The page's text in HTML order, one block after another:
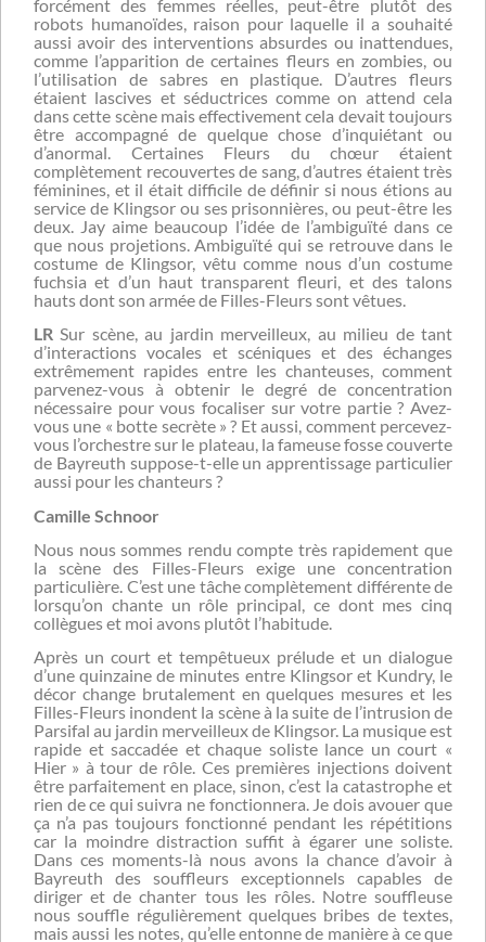
forcément des femmes réelles, peut-être plutôt des
robots humanoïdes, raison pour laquelle il a souhaité
aussi avoir des interventions absurdes ou inattendues,
comme l’apparition de certaines fleurs en zombies, ou
l’utilisation de sabres en plastique. D’autres fleurs
étaient lascives et séductrices comme on attend cela
dans cette scène mais effectivement cela devait toujours
être accompagné de quelque chose d’inquiétant ou
d’anormal. Certaines Fleurs du chœur étaient
complètement recouvertes de sang, d’autres étaient très
féminines, et il était difficile de définir si nous étions au
service de Klingsor ou ses prisonnières, ou peut-être les
deux. Jay aime beaucoup l’idée de l’ambiguïté dans ce
que nous projetions. Ambiguïté qui se retrouve dans le
costume de Klingsor, vêtu comme nous d’un costume
fuchsia et d’un haut transparent fleuri, et des talons
hauts dont son armée de Filles-Fleurs sont vêtues.
LR Sur scène, au jardin merveilleux, au milieu de tant
d’interactions vocales et scéniques et des échanges
extrêmement rapides entre les chanteuses, comment
parvenez-vous à obtenir le degré de concentration
nécessaire pour vous focaliser sur votre partie ? Avez-
vous une « botte secrète » ? Et aussi, comment percevez-
vous l’orchestre sur le plateau, la fameuse fosse couverte
de Bayreuth suppose-t-elle un apprentissage particulier
aussi pour les chanteurs ?
Camille Schnoor
Nous nous sommes rendu compte très rapidement que
la scène des Filles-Fleurs exige une concentration
particulière. C’est une tâche complètement différente de
lorsqu’on chante un rôle principal, ce dont mes cinq
collègues et moi avons plutôt l’habitude.
Après un court et tempêtueux prélude et un dialogue
d’une quinzaine de minutes entre Klingsor et Kundry, le
décor change brutalement en quelques mesures et les
Filles-Fleurs inondent la scène à la suite de l’intrusion de
Parsifal au jardin merveilleux de Klingsor. La musique est
rapide et saccadée et chaque soliste lance un court «
Hier » à tour de rôle. Ces premières injections doivent
être parfaitement en place, sinon, c’est la catastrophe et
rien de ce qui suivra ne fonctionnera. Je dois avouer que
ça n’a pas toujours fonctionné pendant les répétitions
car la moindre distraction suffit à égarer une soliste.
Dans ces moments-là nous avons la chance d’avoir à
Bayreuth des souffleurs exceptionnels capables de
diriger et de chanter tous les rôles. Notre souffleuse
nous souffle régulièrement quelques bribes de textes,
mais aussi les notes, qu’elle entonne de manière à ce que